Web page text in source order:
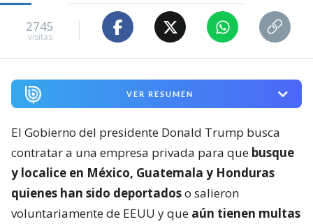
2745
visitas
VER RESUMEN
El Gobierno del presidente Donald Trump busca
contratar a una empresa privada para que busque
y localice en México, Guatemala y Honduras
quienes han sido deportadoso salieron
voluntariamente de EEUU y que aún tienen multas